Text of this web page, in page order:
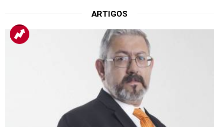
ARTIGOS